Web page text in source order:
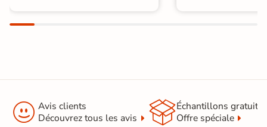
 Avis clients
Découvrez tous les avis
Échantillons gratuit
Offre spéciale